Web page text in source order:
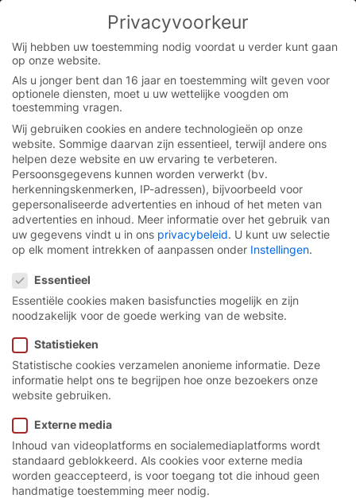
You are currently on the Flemish website.
Switch to the English version.
Skip
content
Startpagina/Service/ Aanbestedingsdocumenten
Architecten en planners stellen wij gedetailleerde
aanbestedingsdocumenten voor onze producten ter
beschikking. Er moeten louter variabele
eigenschappen aangevuld worden, zoals bv.
doorgangshoogte, doorgangsbreedte, kleur of
motorpositionering van de poortinstallatie.
Privacyvoorkeur
Wij hebben uw toestemming nodig voordat u verder kunt gaan
op onze website.
Als u jonger bent dan 16 jaar en toestemming wilt geven voor
optionele diensten, moet u uw wettelijke voogden om
toestemming vragen.
Wij gebruiken cookies en andere technologieën op onze
website. Sommige daarvan zijn essentieel, terwijl andere ons
helpen deze website en uw ervaring te verbeteren.
Persoonsgegevens kunnen worden verwerkt (bv.
herkenningskenmerken, IP-adressen), bijvoorbeeld voor
gepersonaliseerde advertenties en inhoud of het meten van
advertenties en inhoud. Meer informatie over het gebruik van
uw gegevens vindt u in ons privacybeleid. U kunt uw selectie
op elk moment intrekken of aanpassen onder Instellingen.
Essentieel
Essentiële cookies maken basisfuncties mogelijk en zijn
noodzakelijk voor de goede werking van de website.
Statistieken
Statistische cookies verzamelen anonieme informatie. Deze
informatie helpt ons te begrijpen hoe onze bezoekers onze
website gebruiken.
Externe media
Inhoud van videoplatforms en socialemediaplatforms wordt
standaard geblokkeerd. Als cookies voor externe media
worden geaccepteerd, is voor toegang tot die inhoud geen
handmatige toestemming meer nodig.